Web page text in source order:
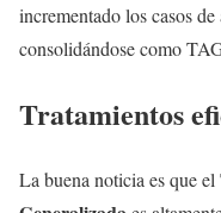
incrementado los casos
consolidándose como
Tratamientos
La buena noticia es que el